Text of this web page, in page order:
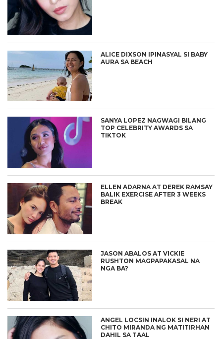
ALICE DIXSON IPINASYAL SI BABY
AURA SA BEACH
SANYA LOPEZ NAGWAGI BILANG
TOP CELEBRITY AWARDS SA
TIKTOK
ELLEN ADARNA AT DEREK RAMSAY
BALIK EXERCISE AFTER 3 WEEKS
BREAK
JASON ABALOS AT VICKIE
RUSHTON MAGPAPAKASAL NA
NGA BA?
ANGEL LOCSIN INALOK SI NERI AT
CHITO MIRANDA NG MATITIRHAN
DAHIL SA TAAL